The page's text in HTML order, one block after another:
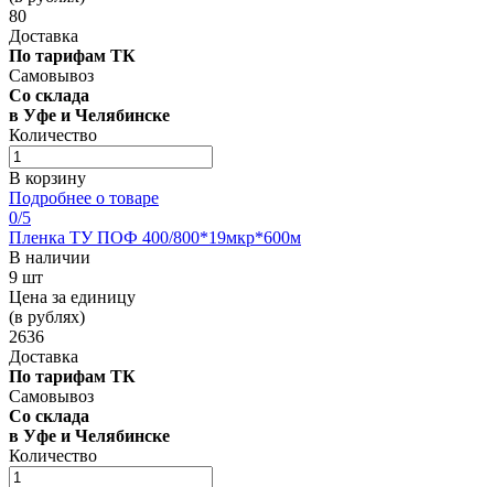
80
Доставка
По тарифам ТК
Самовывоз
Со склада
в Уфе и Челябинске
Количество
В корзину
Подробнее о товаре
0/5
Пленка ТУ ПОФ 400/800*19мкр*600м
В наличии
9 шт
Цена за единицу
(в рублях)
2636
Доставка
По тарифам ТК
Самовывоз
Со склада
в Уфе и Челябинске
Количество